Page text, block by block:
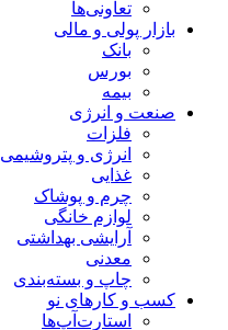
تعاونی‌ها
بازار پولی و مالی
بانک
بورس
بیمه
صنعت و انرژی
فلزات
انرژی و پتروشیمی
غذایی
چرم و پوشاک
لوازم خانگی
آرایشی بهداشتی
معدنی
چاپ و بسته‌بندی
کسب و کارهای نو
استارت‌آپ‌ها